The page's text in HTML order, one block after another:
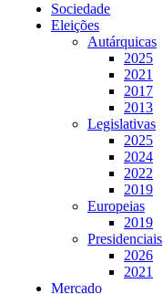
Sociedade
Eleições
Autárquicas
2025
2021
2017
2013
Legislativas
2025
2024
2022
2019
Europeias
2019
Presidenciais
2026
2021
Mercado